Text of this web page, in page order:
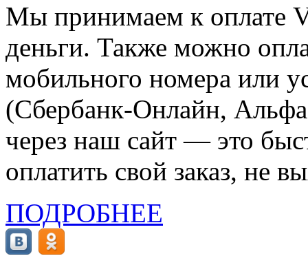
Мы принимаем к оплате
деньги. Также можно
мобильного номера или
(Сбербанк-Онлайн,
через наш сайт — это
оплатить свой заказ, не
ПОДРОБНЕЕ